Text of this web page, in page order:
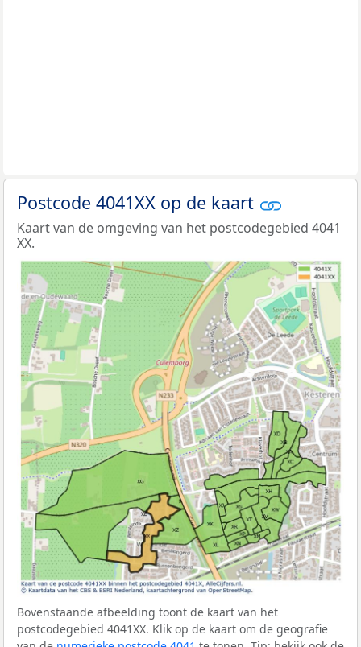
Postcode 4041XX op de kaart
Kaart van de omgeving van het postcodegebied 4041
XX.
Bovenstaande afbeelding toont de kaart van het
postcodegebied 4041XX. Klik op de kaart om de geografie